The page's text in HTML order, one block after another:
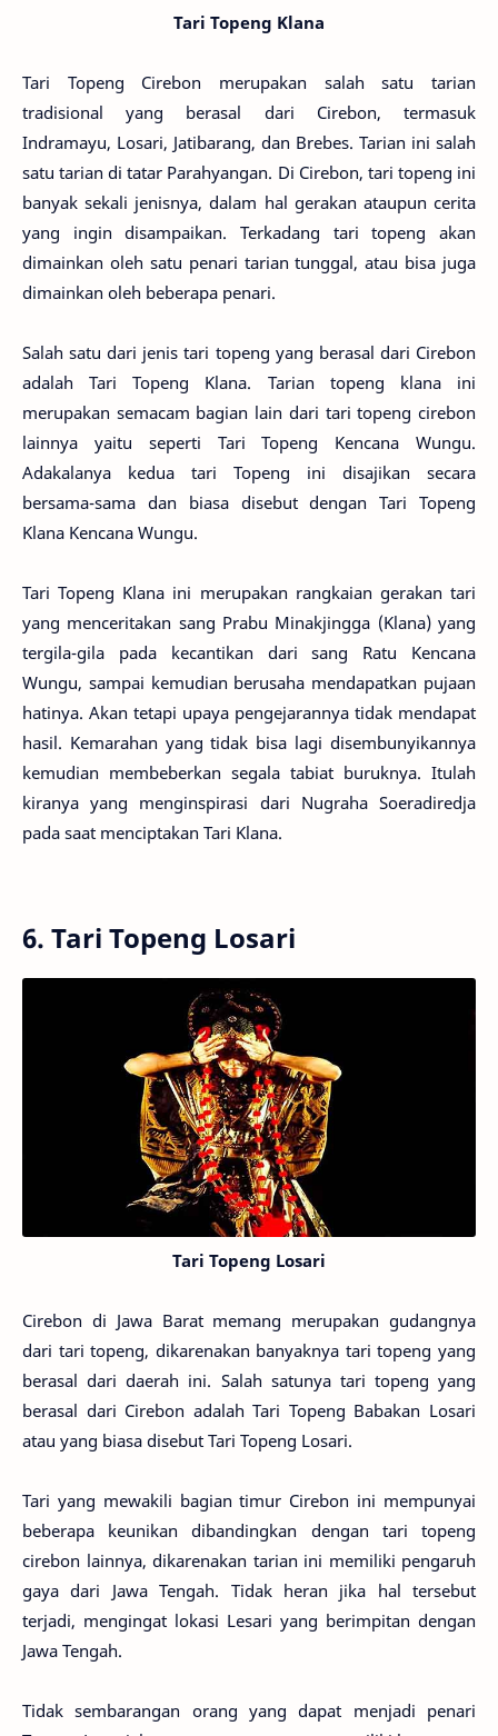
Tari Topeng Klana
Tari Topeng Cirebon merupakan salah satu tarian
tradisional yang berasal dari Cirebon, termasuk
Indramayu, Losari, Jatibarang, dan Brebes. Tarian ini salah
satu tarian di tatar Parahyangan. Di Cirebon, tari topeng ini
banyak sekali jenisnya, dalam hal gerakan ataupun cerita
yang ingin disampaikan. Terkadang tari topeng akan
dimainkan oleh satu penari tarian tunggal, atau bisa juga
dimainkan oleh beberapa penari.
Salah satu dari jenis tari topeng yang berasal dari Cirebon
adalah Tari Topeng Klana. Tarian topeng klana ini
merupakan semacam bagian lain dari tari topeng cirebon
lainnya yaitu seperti Tari Topeng Kencana Wungu.
Adakalanya kedua tari Topeng ini disajikan secara
bersama-sama dan biasa disebut dengan Tari Topeng
Klana Kencana Wungu.
Tari Topeng Klana ini merupakan rangkaian gerakan tari
yang menceritakan sang Prabu Minakjingga (Klana) yang
tergila-gila pada kecantikan dari sang Ratu Kencana
Wungu, sampai kemudian berusaha mendapatkan pujaan
hatinya. Akan tetapi upaya pengejarannya tidak mendapat
hasil. Kemarahan yang tidak bisa lagi disembunyikannya
kemudian membeberkan segala tabiat buruknya. Itulah
kiranya yang menginspirasi dari Nugraha Soeradiredja
pada saat menciptakan Tari Klana.
6. Tari Topeng Losari
Tari Topeng Losari
Cirebon di Jawa Barat memang merupakan gudangnya
dari tari topeng, dikarenakan banyaknya tari topeng yang
berasal dari daerah ini. Salah satunya tari topeng yang
berasal dari Cirebon adalah Tari Topeng Babakan Losari
atau yang biasa disebut Tari Topeng Losari.
Tari yang mewakili bagian timur Cirebon ini mempunyai
beberapa keunikan dibandingkan dengan tari topeng
cirebon lainnya, dikarenakan tarian ini memiliki pengaruh
gaya dari Jawa Tengah. Tidak heran jika hal tersebut
terjadi, mengingat lokasi Lesari yang berimpitan dengan
Jawa Tengah.
Tidak sembarangan orang yang dapat menjadi penari